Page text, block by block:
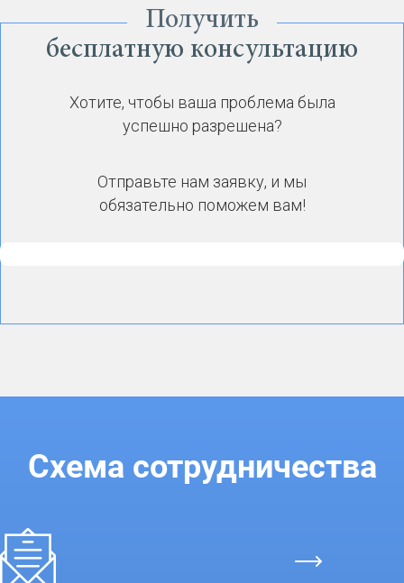
Получить
бесплатную консультацию
Хотите, чтобы ваша проблема была
успешно разрешена?
Отправьте нам заявку, и мы
обязательно поможем вам!
Схема сотрудничества